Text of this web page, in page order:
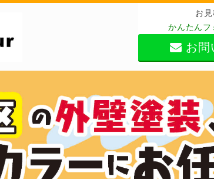
お
かんたんフ
お問